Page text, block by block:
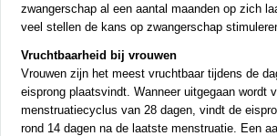
zwangerschap al een aantal maanden op zich
veel stellen de kans op zwangerschap
Vruchtbaarheid bij vrouwen
Vrouwen zijn het meest vruchtbaar tijdens de
eisprong plaatsvindt. Wanneer uitgegaan wordt
menstruatiecyclus van 28 dagen, vindt de
rond 14 dagen na de laatste menstruatie. Een